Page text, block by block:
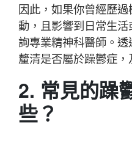
因此，如果你曾經歷
動，且影響到日常生
詢專業精神科醫師。
釐清是否屬於躁鬱症，
2. 常見的躁
些？